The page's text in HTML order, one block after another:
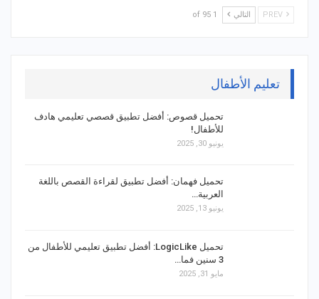
التالي 1 of 95
تعليم الأطفال
تحميل قصوص: أفضل تطبيق قصصي تعليمي هادف
للأطفال!
يونيو 30, 2025
تحميل فهمان: أفضل تطبيق لقراءة القصص باللغة
العربية…
يونيو 13, 2025
تحميل LogicLike: أفضل تطبيق تعليمي للأطفال من
3 سنين فما…
مايو 31, 2025